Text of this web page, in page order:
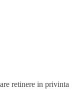
retinere in privinta